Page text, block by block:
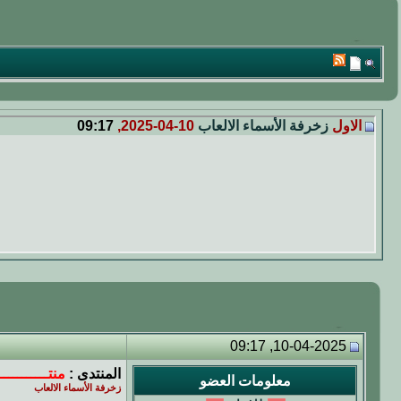
الاول زخرفة الأسماء الالعاب 09:17
10-04-2025, 09:17
معلومات العضو المنتدى :
زخرفة الأسماء الالعاب